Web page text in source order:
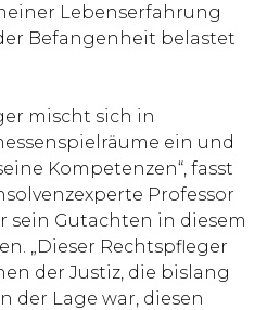
Lebenserfahrung
Befangenheit belastet
mischt sich in
ein und
Kompetenzen“, fasst
Professor
sein Gutachten in diesem
„Dieser Rechtspfleger
der Justiz, die bislang
der Lage war, diesen